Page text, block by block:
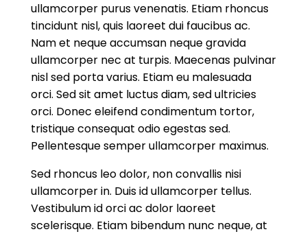
ullamcorper purus venenatis. Etiam rhoncus
tincidunt nisl, quis laoreet dui faucibus ac.
Nam et neque accumsan neque gravida
ullamcorper nec at turpis. Maecenas pulvinar
nisl sed porta varius. Etiam eu malesuada
orci. Sed sit amet luctus diam, sed ultricies
orci. Donec eleifend condimentum tortor,
tristique consequat odio egestas sed.
Pellentesque semper ullamcorper maximus.
Sed rhoncus leo dolor, non convallis nisi
ullamcorper in. Duis id ullamcorper tellus.
Vestibulum id orci ac dolor laoreet
scelerisque. Etiam bibendum nunc neque, at